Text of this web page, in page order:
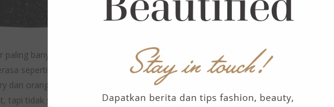
banyak dicari 2022. No wonder, perpaduan aroma coffee dan
seperti vanilla latte. Tapi tidak, karena sentuhan cacao yang
dan orange blossom membuatnya terasa lebih cokelat. Aroma cokelat
tapi tidak seperti cokelat sungguhan. Bahkan semakin tak terduga